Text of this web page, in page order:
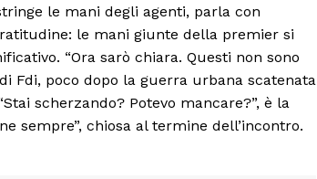
le mani degli agenti, parla con
le mani giunte della premier si
“Ora sarò chiara. Questi non sono
Fdi, poco dopo la guerra urbana scatenata
scherzando? Potevo mancare?”, è la
sempre”, chiosa al termine dell’incontro.